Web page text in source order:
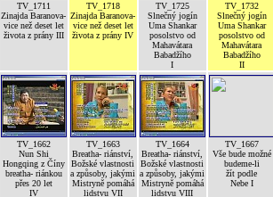
TV_1711
Zinajda Baranova-
vice než deset let
života z prány III
TV_1718
Zinajda Baranova-
vice než deset let
života z prány IV
TV_1725
Slnečný jogín
Uma Shankar
posolstvo od
Mahavátara
Babadžího
I
TV_1732
Slnečný jogín
Uma Shankar
posolstvo od
Mahavátara
Babadžího
II
TV_1662
Nun Shi
Hongqing z Číny
breatha- riánkou
přes 20 let
IV
TV_1663
Breatha- riánství,
Božské vlastnosti
a způsoby, jakými
Mistryně pomáhá
lidstvu VII
TV_1664
Breatha- riánství,
Božské vlastnosti
a způsoby, jakými
Mistryně pomáhá
lidstvu VIII
TV_1667
Vše bude možné
budeme-li
žít podle
Nebe I